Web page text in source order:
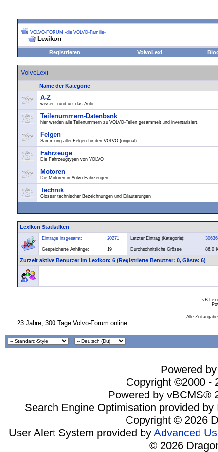
VOLVO-FORUM -die VOLVO-Familie-
Lexikon
Registrieren VolvoLexi
VolvoLexi
Name der Kategorie
A-Z
wissen, rund um das Auto
Teilenummern-Datenbank
hier werden alle Teilenummern zu VOLVO-Teilen gesammelt und inventarisiert.
Felgen
Sammlung aller Felgen für den VOLVO (original)
Fahrzeuge
Die Fahrzeugtypen von VOLVO
Motoren
Die Motoren in Volvo-Fahrzeugen
Technik
Glossar technischer Bezeichnungen und Erläuterungen
Lexikon Statistiken
Einträge insgesamt: 20271 Letzter Eintrag (Kategorie):
Gespeicherte Anhänge: 19 Durchschnittliche Grösse: 86,0
Zurzeit aktive Benutzer im Lexikon: 6 (Registrierte Benutzer: 0, Gäste: 6)
vB-
Alle
23 Jahre, 300 Tage Volvo-Forum online
Powered
Copyright ©2000 -
Powered by vBCMS®
Search Engine Optimisation provided by
Copyright © 2026
User Alert System provided by Advanced
© 2026